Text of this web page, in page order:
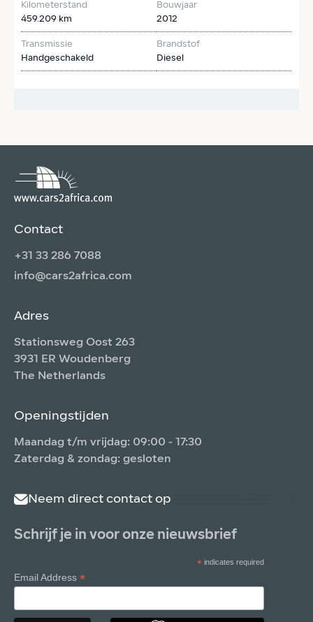
Kilometerstand
459.209 km
Bouwjaar
2012
Transmissie
Handgeschakeld
Brandstof
Diesel
Contact
+31 33 286 7088
info@cars2africa.com
Adres
Stationsweg Oost 263
3931 ER Woudenberg
The Netherlands
Openingstijden
Maandag t/m vrijdag: 09:00 - 17:30
Zaterdag & zondag: gesloten
Neem direct contact op
Schrijf je in voor onze nieuwsbrief
*indicates required
Email Address*